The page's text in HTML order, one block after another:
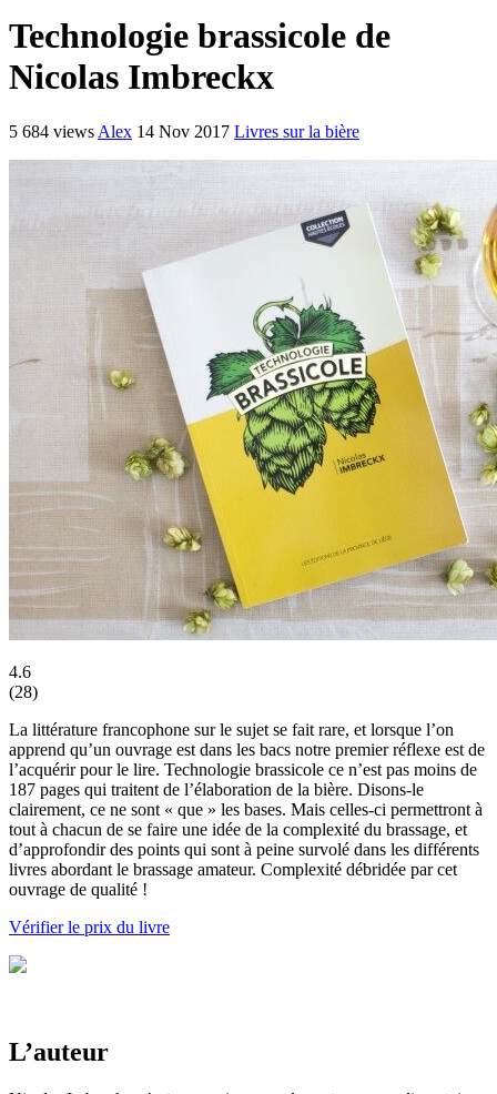
Technologie brassicole de
Nicolas Imbreckx
5 684 views Alex 14 Nov 2017 Livres sur la bière
4.6
(28)
La littérature francophone sur le sujet se fait rare, et lorsque l’on
apprend qu’un ouvrage est dans les bacs notre premier réflexe est de
l’acquérir pour le lire. Technologie brassicole ce n’est pas moins de
187 pages qui traitent de l’élaboration de la bière. Disons-le
clairement, ce ne sont « que » les bases. Mais celles-ci permettront à
tout à chacun de se faire une idée de la complexité du brassage, et
d’approfondir des points qui sont à peine survolé dans les différents
livres abordant le brassage amateur. Complexité débridée par cet
ouvrage de qualité !
Vérifier le prix du livre
L’auteur